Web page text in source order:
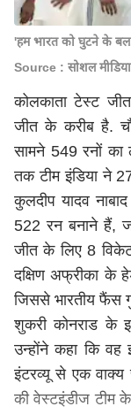
'हम भारत को घुटने के
Source : सोशल
कोलकाता टेस्ट
जीत के करीब है.
सामने 549 रनों का
तक टीम इंडिया ने
कुलदीप यादव
522 रन बनाने हैं,
जीत के लिए 8
दक्षिण अफ्रीका के
जिससे भारतीय फैंस
शुकरी कोनराड के
उन्होंने कहा कि वह
इंटरव्यू से एक वाक्य
की वेस्टइंडीज टीम